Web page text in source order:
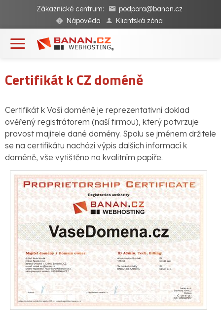
Zákaznické centrum:
podpora@banan.cz
Nápověda
Klientská zóna
Certifikát k CZ doméně
Certifikát k Vaší doméně je reprezentativní doklad
ověřený registrátorem (naší firmou), který potvrzuje
pravost majitele dané domény. Spolu se jménem držitele
se na certifikátu nachází výpis dalších informací k
doméně, vše vytištěno na kvalitním papíře.